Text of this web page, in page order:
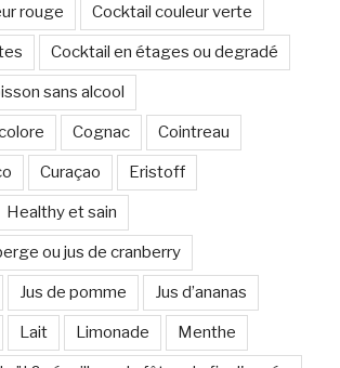
rouge Cocktail couleur verte
Cocktail en étages ou degradé
sans alcool
Cognac Cointreau
Curaçao Eristoff
Healthy et sain
ou jus de cranberry
Jus de pomme Jus d’ananas
Lait Limonade Menthe